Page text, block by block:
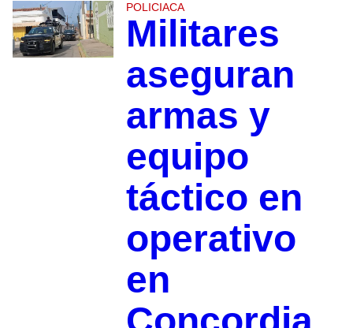
POLICIACA
Militares
aseguran
armas y
equipo
táctico en
operativo
en